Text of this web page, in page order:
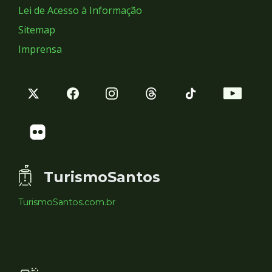
Lei de Acesso à Informação
Sitemap
Imprensa
TurismoSantos
TurismoSantos.com.br